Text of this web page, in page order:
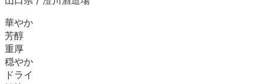
華やか
芳醇
重厚
穏やか
ドライ